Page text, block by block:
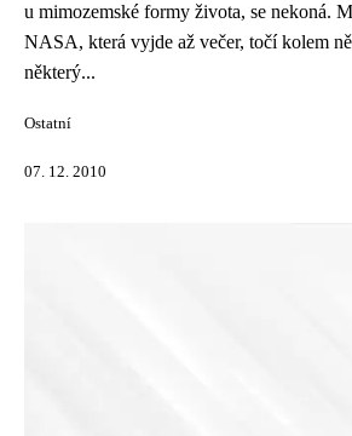
u mimozemské formy života, se nekoná.
NASA, která vyjde až večer, točí kolem
některý...
Ostatní
07. 12. 2010